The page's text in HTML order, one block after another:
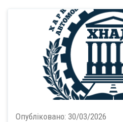
Опубліковано: 30/03/2026